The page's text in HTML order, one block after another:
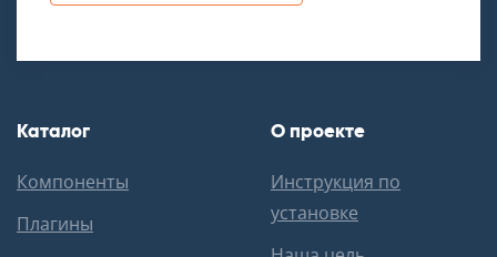
Каталог
Компоненты
Плагины
О проекте
Инструкция по
установке